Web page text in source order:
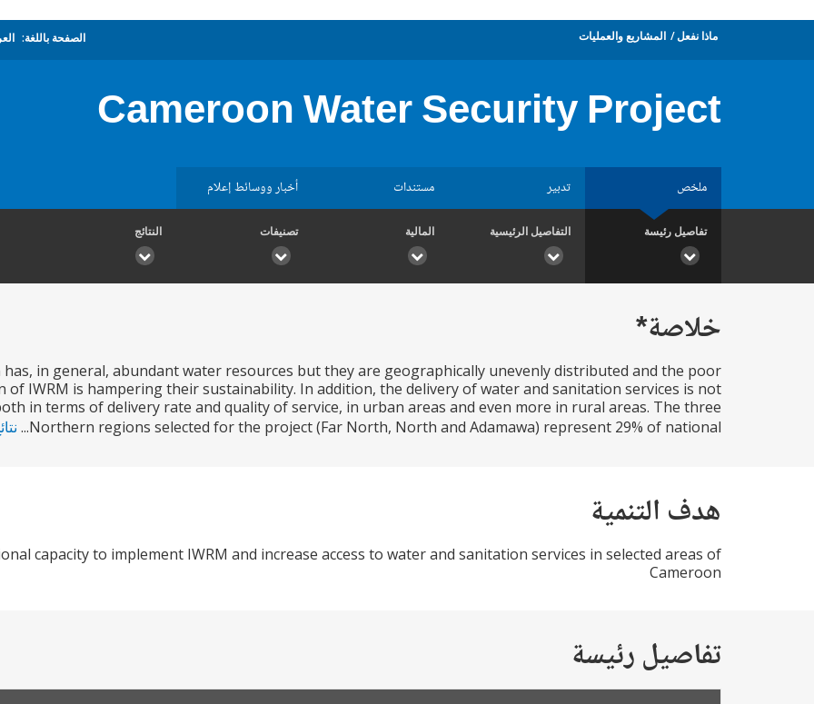
ماذا نفعل المشاريع والعمليات الصفحة باللغة:
Cameroon Water Security Project
ملخص تدبير مستندات أخبار ووسائط إعلام
تفاصيل رئيسة التفاصيل الرئيسية المالية تصنيفات النتائج
خلاصة*
has, in general, abundant water resources but they are geographically unevenly distributed and the poor
of IWRM is hampering their sustainability. In addition, the delivery of water and sanitation services is not
in terms of delivery rate and quality of service, in urban areas and even more in rural areas. The three
Northern regions selected for the project (Far North, North and Adamawa) represent 29% of national...
هدف التنمية
capacity to implement IWRM and increase access to water and sanitation services in selected areas of
Cameroon
تفاصيل رئيسة